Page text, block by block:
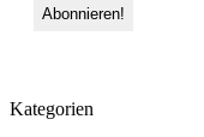
Kategorien